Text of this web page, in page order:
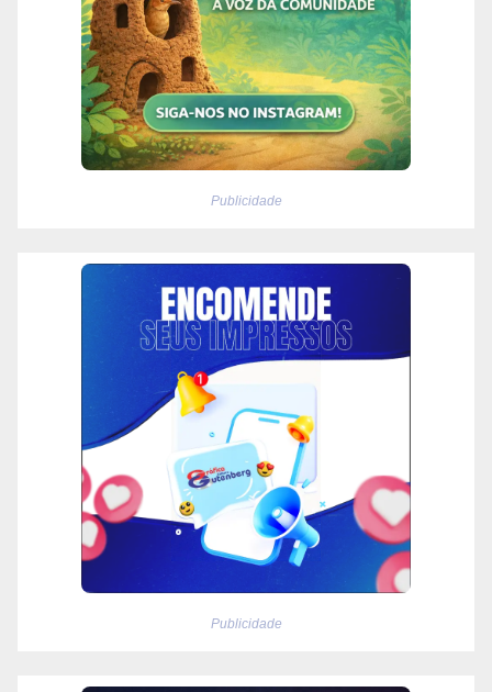
Publicidade
Publicidade